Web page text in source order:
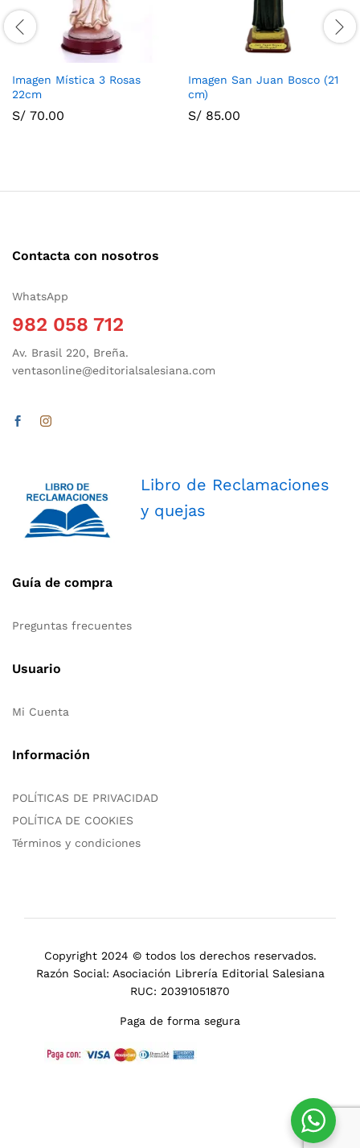
Imagen Mística 3 Rosas
22cm
S/ 70.00
Imagen San Juan Bosco (21
cm)
S/ 85.00
Contacta con nosotros
WhatsApp
982 058 712
Av. Brasil 220, Breña.
ventasonline@editorialsalesiana.com
Libro de Reclamaciones
y quejas
Guía de compra
Preguntas frecuentes
Usuario
Mi Cuenta
Información
POLÍTICAS DE PRIVACIDAD
POLÍTICA DE COOKIES
Términos y condiciones
Copyright 2024 © todos los derechos reservados.
Razón Social: Asociación Librería Editorial Salesiana
RUC: 20391051870
Paga de forma segura